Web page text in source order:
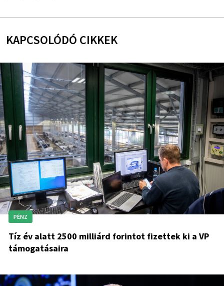
KAPCSOLÓDÓ CIKKEK
PÉNZ
Tíz év alatt 2500 milliárd forintot fizettek ki a VP
támogatásaira